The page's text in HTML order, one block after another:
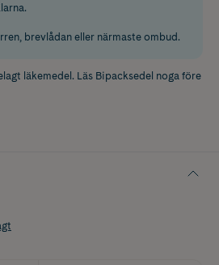
brevlådan eller närmaste ombud.
läkemedel. Läs Bipacksedel noga före